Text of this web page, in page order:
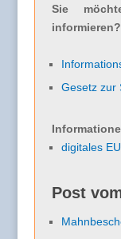
Sie
informieren?
Gesetz zur
digitales
Post